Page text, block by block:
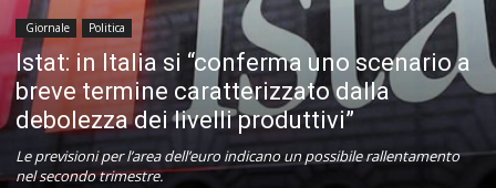
Giornale Politica
Istat: in Italia si “conferma uno scenario a
breve termine caratterizzato dalla
debolezza dei livelli produttivi”
Le previsioni per l’area dell’euro indicano un possibile rallentamento
nel secondo trimestre.